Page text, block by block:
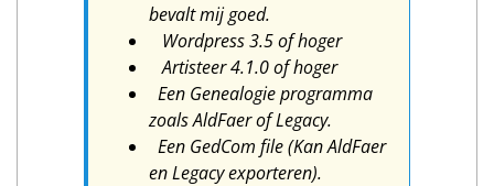
bevalt mij goed.
Wordpress 3.5 of hoger
Artisteer 4.1.0 of hoger
Een Genealogie programma
zoals AldFaer of Legacy.
Een GedCom file (Kan AldFaer
en Legacy exporteren).